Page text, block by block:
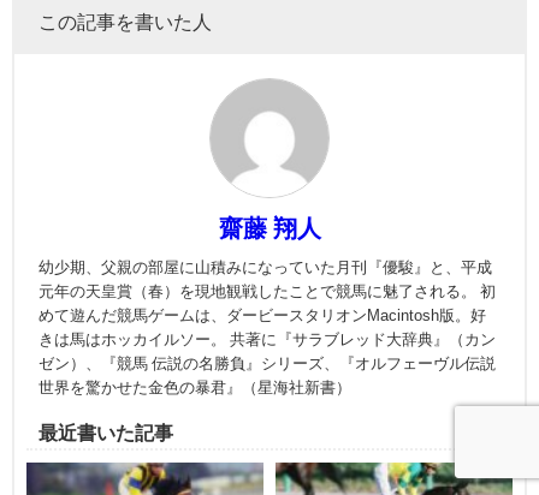
この記事を書いた人
齋藤 翔人
幼少期、父親の部屋に山積みになっていた月刊『優駿』と、平成
元年の天皇賞（春）を現地観戦したことで競馬に魅了される。 初
めて遊んだ競馬ゲームは、ダービースタリオンMacintosh版。好
きは馬はホッカイルソー。 共著に『サラブレッド大辞典』（カン
ゼン）、『競馬 伝説の名勝負』シリーズ、『オルフェーヴル伝説
世界を驚かせた金色の暴君』（星海社新書）
最近書いた記事